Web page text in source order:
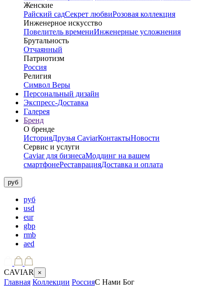
Женские
Райский садСекрет любвиРозовая коллекция
Инженерное искусство
Повелитель времениИнженерные усложнения
Брутальность
Отчаянный
Патриотизм
Россия
Религия
Символ Веры
Персональный дизайн
Экспресс-Доставка
Галерея
Бренд
О бренде
ИсторияДрузья CaviarКонтактыНовости
Сервис и услуги
Caviar для бизнесаМоддинг на вашем
смартфонеРеставрацияДоставка и оплата
руб
руб
usd
eur
gbp
rmb
aed
CAVIAR ×
Главная Коллекции РоссияС Нами Бог